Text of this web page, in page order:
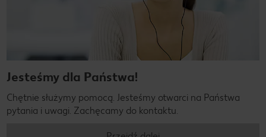
Jesteśmy dla Państwa!
Chętnie służymy pomocą. Jesteśmy otwarci na Państwa
pytania i uwagi. Zachęcamy do kontaktu.